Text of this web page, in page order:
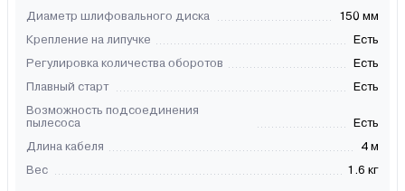
Диаметр шлифовального диска
150 мм
Крепление на липучке
Есть
Регулировка количества оборотов
Есть
Плавный старт
Есть
Возможность подсоединения
пылесоса
Есть
Длина кабеля
4 м
Вес
1.6 кг